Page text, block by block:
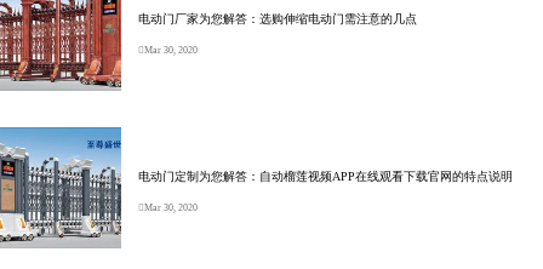
电动门厂家为您解答：选购伸缩电动门需注意的几点
Mar 30, 2020
电动门定制为您解答：自动榴莲视频APP在线观看下载官网的特点说明
Mar 30, 2020